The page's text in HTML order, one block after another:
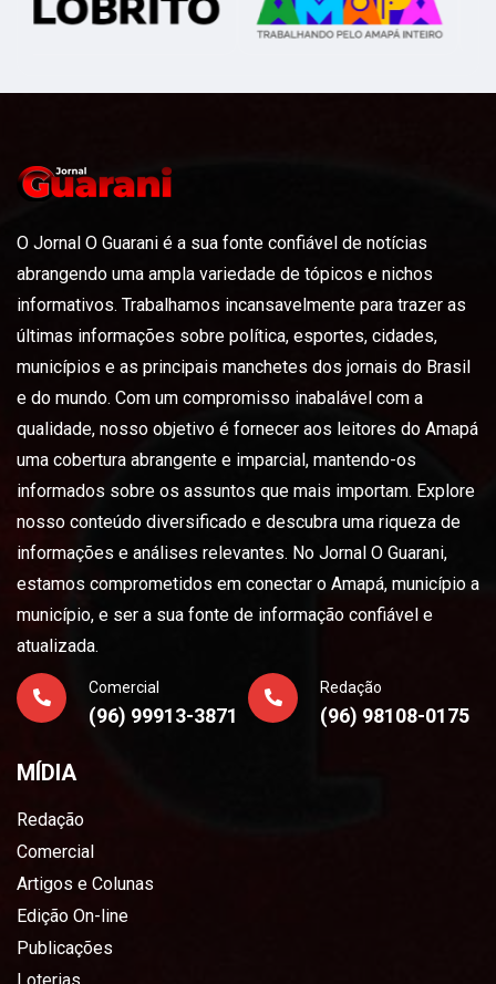
O Jornal O Guarani é a sua fonte confiável de notícias
abrangendo uma ampla variedade de tópicos e nichos
informativos. Trabalhamos incansavelmente para trazer as
últimas informações sobre política, esportes, cidades,
municípios e as principais manchetes dos jornais do Brasil
e do mundo. Com um compromisso inabalável com a
qualidade, nosso objetivo é fornecer aos leitores do Amapá
uma cobertura abrangente e imparcial, mantendo-os
informados sobre os assuntos que mais importam. Explore
nosso conteúdo diversificado e descubra uma riqueza de
informações e análises relevantes. No Jornal O Guarani,
estamos comprometidos em conectar o Amapá, município a
município, e ser a sua fonte de informação confiável e
atualizada.
Comercial
(96) 99913-3871
Redação
(96) 98108-0175
MÍDIA
Redação
Comercial
Artigos e Colunas
Edição On-line
Publicações